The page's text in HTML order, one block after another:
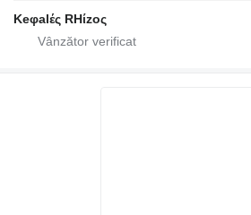
Keφalές RHίzoς